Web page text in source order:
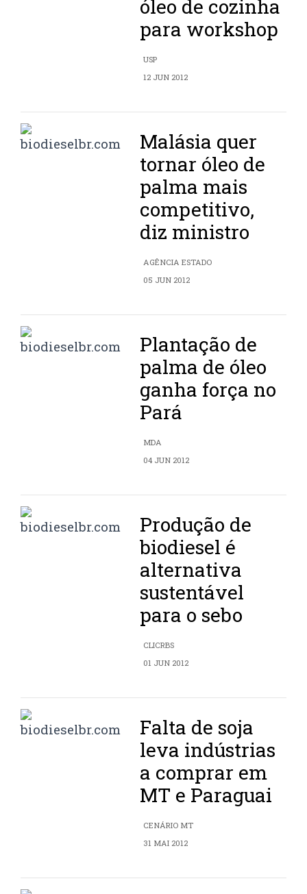
óleo de cozinha
para workshop
USP
12 JUN 2012
Malásia quer
tornar óleo de
palma mais
competitivo,
diz ministro
AGÊNCIA ESTADO
05 JUN 2012
Plantação de
palma de óleo
ganha força no
Pará
MDA
04 JUN 2012
Produção de
biodiesel é
alternativa
sustentável
para o sebo
CLICRBS
01 JUN 2012
Falta de soja
leva indústrias
a comprar em
MT e Paraguai
CENÁRIO MT
31 MAI 2012